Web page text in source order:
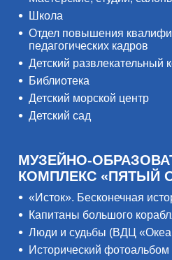
Школа
Отдел повышения
педагогических кадров
Детский развлекательный
Библиотека
Детский морской центр
Детский сад
МУЗЕЙНО-
КОМПЛЕКС «ПЯТЫЙ
«Исток». Бесконечная
Капитаны большого
Люди и судьбы (ВДЦ
Исторический фотоальбом